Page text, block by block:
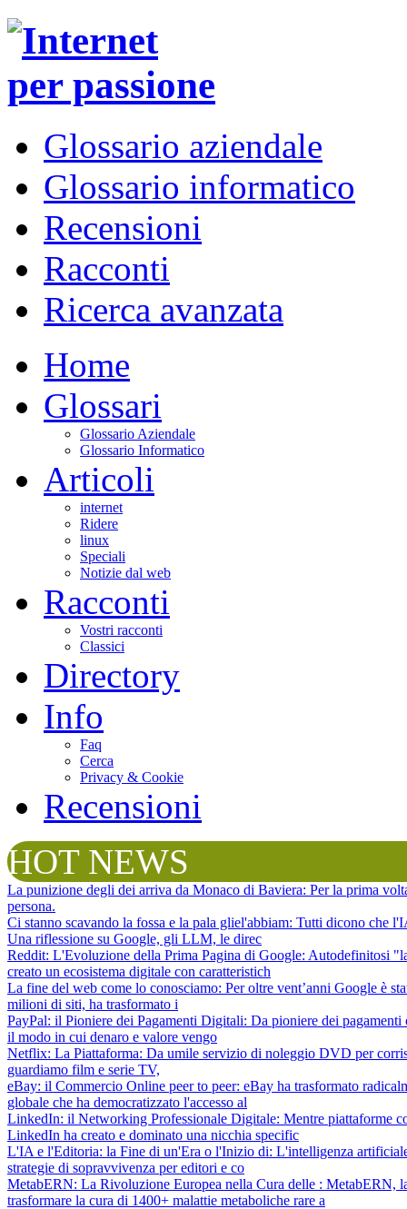
Glossario aziendale
Glossario informatico
Recensioni
Racconti
Ricerca avanzata
Home
Glossari
Glossario Aziendale
Glossario Informatico
Articoli
internet
Ridere
linux
Speciali
Notizie dal web
Racconti
Vostri racconti
Classici
Directory
Info
Faq
Cerca
Privacy & Cookie
Recensioni
HOT NEWS
La punizione degli dei arriva da Monaco di Baviera: Per la prima
persona.
Ci stanno scavando la fossa e la pala gliel'abbiam: Tutti dicono che
Una riflessione su Google, gli LLM, le direc
Reddit: L'Evoluzione della Prima Pagina di Google: Autodefinitosi
creato un ecosistema digitale con caratteristich
La fine del web come lo conosciamo: Per oltre vent’anni Google è
milioni di siti, ha trasformato i
PayPal: il Pioniere dei Pagamenti Digitali: Da pioniere dei
il modo in cui denaro e valore vengo
Netflix: La Piattaforma: Da umile servizio di noleggio DVD per
guardiamo film e serie TV,
eBay: il Commercio Online peer to peer: eBay ha trasformato
globale che ha democratizzato l'accesso al
LinkedIn: il Networking Professionale Digitale: Mentre piattaforme
LinkedIn ha creato e dominato una nicchia specific
L'IA e l'Editoria: la Fine di un'Era o l'Inizio di: L'intelligenza
strategie di sopravvivenza per editori e co
MetabERN: La Rivoluzione Europea nella Cura delle : MetabERN,
trasformare la cura di 1400+ malattie metaboliche rare a